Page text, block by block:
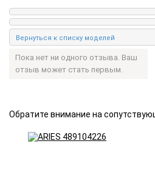
Пока нет ни одного отзыва. Ваш
отзыв может стать первым.
Обратите внимание на